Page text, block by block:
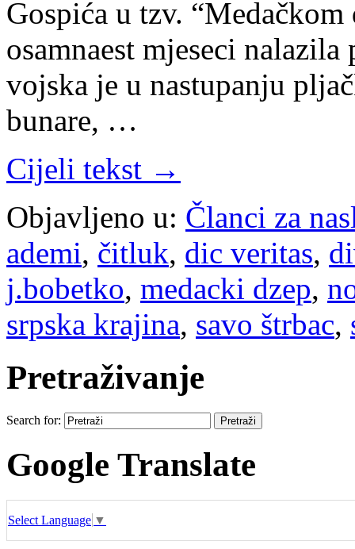
Gospića u tzv.
osamnaest mjeseci
vojska je u nastupanju
bunare, …
Cijeli tekst →
Objavljeno u: Članci za
ademi, čitluk, dic veritas,
j.bobetko, medacki dzep,
srpska krajina, savo štrbac,
Pretraživanje
Search for:
Google Translate
Select Language ▼